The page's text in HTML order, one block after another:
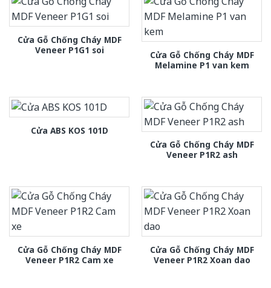
Cửa Gỗ Chống Cháy MDF
Veneer P1G1 soi
Cửa Gỗ Chống Cháy MDF
Melamine P1 van kem
Cửa ABS KOS 101D
Cửa Gỗ Chống Cháy MDF
Veneer P1R2 ash
Cửa Gỗ Chống Cháy MDF
Veneer P1R2 Cam xe
Cửa Gỗ Chống Cháy MDF
Veneer P1R2 Xoan dao